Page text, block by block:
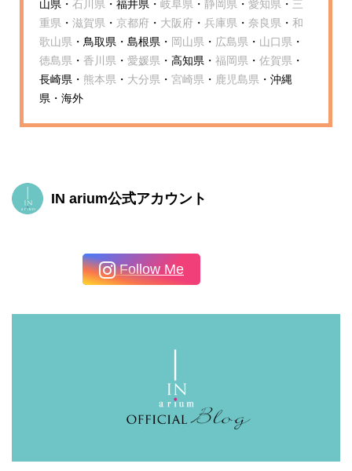
山県・ 石川県 ・福井県・ 岐阜県 ・ 静岡県 ・ 愛知県 ・ 三
重県 ・ 滋賀県 ・ 京都府 ・ 大阪府 ・ 兵庫県 ・ 奈良県 ・ 和
歌山県 ・鳥取県・島根県・ 岡山県 ・ 広島県 ・ 山口県 ・
徳島県 ・ 香川県 ・ 愛媛県 ・高知県・ 福岡県 ・ 佐賀県 ・
長崎県・ 熊本県 ・ 大分県 ・ 宮崎県 ・ 鹿児島県 ・沖縄
県・海外
IN arium公式アカウント
Follow Me